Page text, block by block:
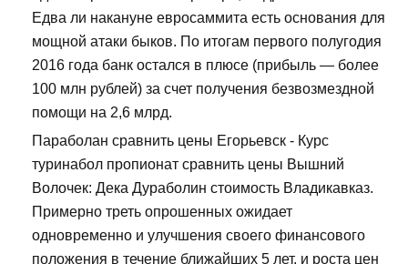
Едва ли накануне евросаммита есть основания для
мощной атаки быков. По итогам первого полугодия
2016 года банк остался в плюсе (прибыль — более
100 млн рублей) за счет получения безвозмездной
помощи на 2,6 млрд.
Параболан сравнить цены Егорьевск - Курс
туринабол пропионат сравнить цены Вышний
Волочек: Дека Дураболин стоимость Владикавказ.
Примерно треть опрошенных ожидает
одновременно и улучшения своего финансового
положения в течение ближайших 5 лет, и роста цен